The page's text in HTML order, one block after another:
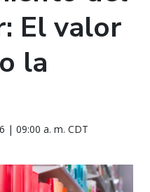
El valor
la
| 09:00 a. m. CDT